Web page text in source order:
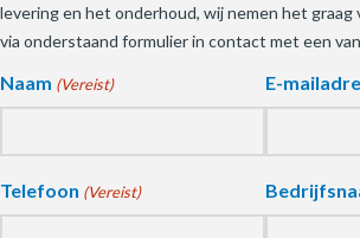
levering en het onderhoud, wij nemen het graag
via onderstaand formulier in contact met een
Naam (Vereist) E-
Telefoon (Vereist)